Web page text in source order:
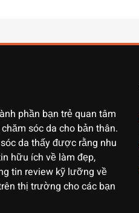
phần bạn trẻ quan tâm
sóc da cho bản thân.
da thấy được rằng nhu
hữu ích về làm đẹp,
tin review kỹ lưỡng về
thị trường cho các bạn